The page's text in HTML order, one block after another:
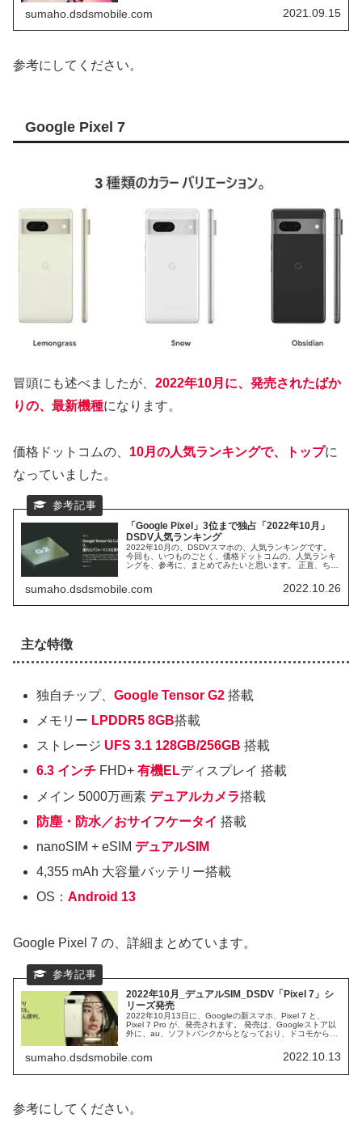
sumaho.dsdsmobile.com 2021.09.15
参考にしてください。
Google Pixel 7
冒頭にも述べましたが、 2022年10月に、発売されたばか
りの、最新機種になります。
価格ドットコムの、 10月の人気ランキングで、トップに
なっていました。
「Google Pixel」3位まで独占「2022年10月」
DSDV人気ランキング
2022年10月の、DSDVスマホの、人気ランキングです。
今回も、いつものごとく、価格ドットコムの、人気ランキ
ングを、参考に、まとめてみたいと思います。 正直、ちょ
sumaho.dsdsmobile.com 2022.10.26
主な特徴
独自チップ、Google Tensor G2 搭載
メモリー LPDDR5 8GB搭載
ストレージ UFS 3.1 128GB/256GB 搭載
6.3 インチ FHD+有機ELディスプレイ 搭載
メイン 5000万画素デュアルカメラ搭載
防塵・防水／おサイフケータイ 搭載
nanoSIM + eSIMデュアルSIM
4,355 mAh 大容量バッテリー搭載
OS：Android 13
Google Pixel 7 の、詳細まとめています。
2022年10月_デュアルSIM_DSDV「Pixel 7」シ
リーズ発売
2022年10月13日に、Googleの新スマホ、Pixel 7 と、
Pixel 7 Pro が、発売されます。 発売は、Googleストア以
外に、au、ソフトバンクからとなっており、ドコモから
ーが、Google Tensor G2 に、グレードアップした、Pixel
7 シリーズの、スペック仕様に、迫ってみます。
sumaho.dsdsmobile.com 2022.10.13
参考にしてください。